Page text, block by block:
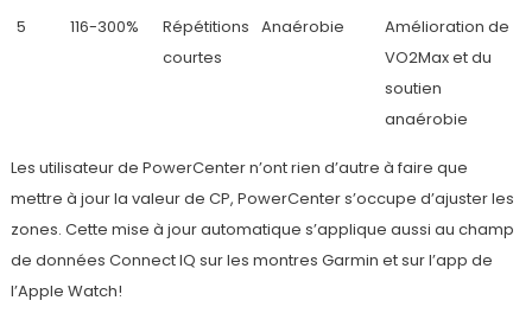
5 116-300%
Répétitions
courtes
Anaérobie
Amélioration de
VO2Max et du
soutien
anaérobie
Les utilisateur de PowerCenter n’ont rien d’autre à faire que
mettre à jour la valeur de CP, PowerCenter s’occupe d’ajuster les
zones. Cette mise à jour automatique s’applique aussi au champ
de données Connect IQ sur les montres Garmin et sur l’app de
l’Apple Watch!